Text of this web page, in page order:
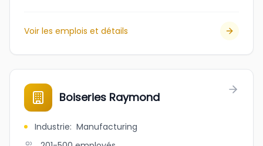
Voir les emplois et détails
Boiseries Raymond
Industrie: Manufacturing